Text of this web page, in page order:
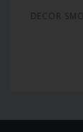
DECOR